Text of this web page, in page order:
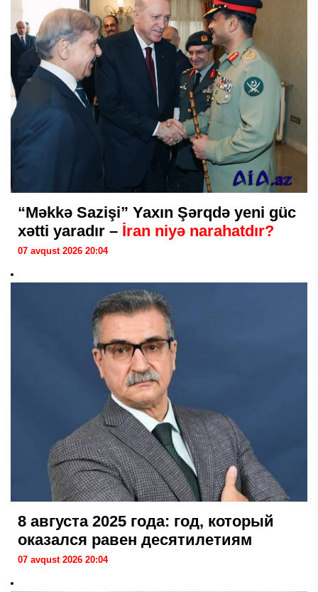
“Məkkə Sazişi” Yaxın Şərqdə yeni güc
xətti yaradır – İran niyə narahatdır?
07 avqust 2026 20:04
8 августа 2025 года: год, который
оказался равен десятилетиям
07 avqust 2026 20:04